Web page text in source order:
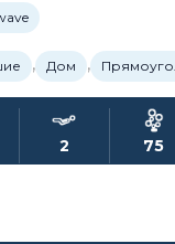
, Дом ,
2 75